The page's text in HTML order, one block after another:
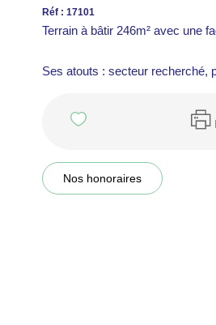
Réf : 17101
Terrain à bâtir 246m² avec une
Ses atouts : secteur recherché,
Nos honoraires